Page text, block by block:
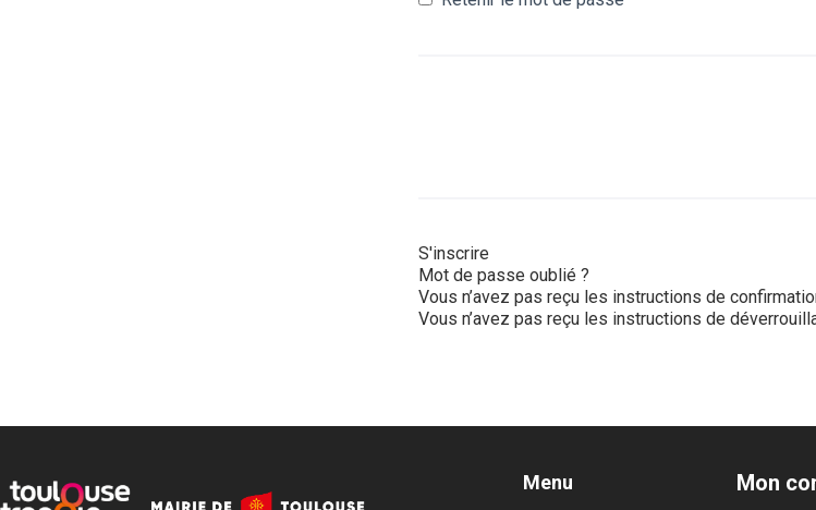
S'inscrire
Mot de passe oublié ?
Vous n’avez pas reçu les instructions de
Vous n’avez pas reçu les instructions de
Menu Mon